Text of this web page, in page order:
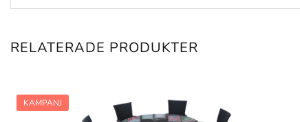
RELATERADE PRODUKTER
KAMPANJ